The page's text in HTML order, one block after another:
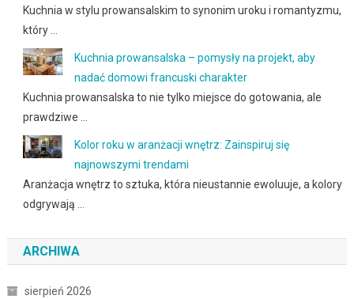
Kuchnia w stylu prowansalskim to synonim uroku i romantyzmu,
który …
Kuchnia prowansalska – pomysły na projekt, aby
nadać domowi francuski charakter
Kuchnia prowansalska to nie tylko miejsce do gotowania, ale
prawdziwe …
Kolor roku w aranżacji wnętrz: Zainspiruj się
najnowszymi trendami
Aranżacja wnętrz to sztuka, która nieustannie ewoluuje, a kolory
odgrywają …
ARCHIWA
sierpień 2026